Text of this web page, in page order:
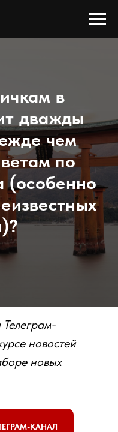
в
дважды
чем
по
(особенно
новостей
новых
КАНАЛ